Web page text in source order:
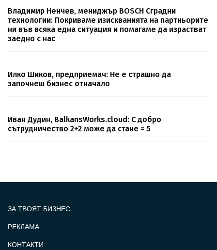
Владимир Ненчев, мениджър BOSCH Сградни
технологии: Покриваме изискванията на партньорите
ни във всяка една ситуация и помагаме да израстват
заедно с нас
Илко Шиков, предприемач: Не е страшно да
започнеш бизнес отначало
Иван Дудин, BalkansWorks.cloud: С добро
сътрудничество 2+2 може да стане = 5
ЗА ТВОЯТ БИЗНЕС
РЕКЛАМА
КОНТАКТИ